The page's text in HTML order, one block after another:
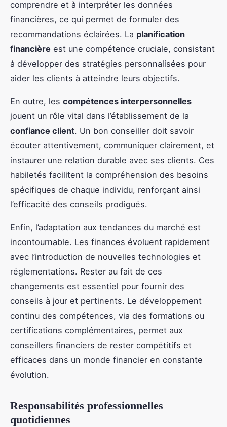
comprendre et à interpréter les données
financières, ce qui permet de formuler des
recommandations éclairées. La planification
financière est une compétence cruciale, consistant
à développer des stratégies personnalisées pour
aider les clients à atteindre leurs objectifs.
En outre, les compétences interpersonnelles
jouent un rôle vital dans l’établissement de la
confiance client. Un bon conseiller doit savoir
écouter attentivement, communiquer clairement, et
instaurer une relation durable avec ses clients. Ces
habiletés facilitent la compréhension des besoins
spécifiques de chaque individu, renforçant ainsi
l’efficacité des conseils prodigués.
Enfin, l’adaptation aux tendances du marché est
incontournable. Les finances évoluent rapidement
avec l’introduction de nouvelles technologies et
réglementations. Rester au fait de ces
changements est essentiel pour fournir des
conseils à jour et pertinents. Le développement
continu des compétences, via des formations ou
certifications complémentaires, permet aux
conseillers financiers de rester compétitifs et
efficaces dans un monde financier en constante
évolution.
Responsabilités professionnelles
quotidiennes